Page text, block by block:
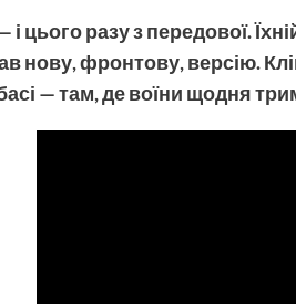
цього разу з передової.
нову, фронтову, версію.
— там, де воїни щодня